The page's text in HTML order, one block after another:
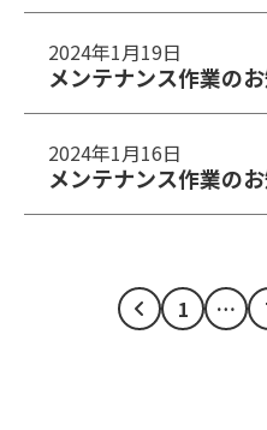
メンテナンス作業の
2024年1月19日
メンテナンス作業の
2024年1月16日
1 …